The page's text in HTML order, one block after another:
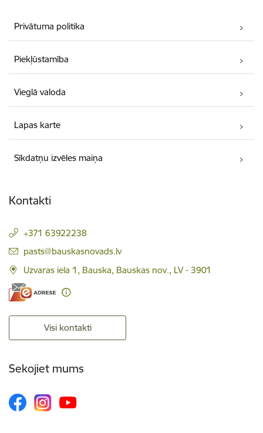
Privātuma politika
Piekļūstamība
Vieglā valoda
Lapas karte
Sīkdatņu izvēles maiņa
Kontakti
+371 63922238
E-pasts:
pasts@bauskasnovads.lv
Uzvaras iela 1, Bauska, Bauskas nov., LV - 3901
Visi kontakti
Sekojiet mums